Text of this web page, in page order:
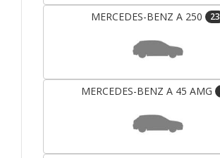
MERCEDES-BENZ A 250 23
MERCEDES-BENZ A 45 AMG